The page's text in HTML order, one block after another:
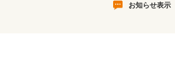
お知らせ表示